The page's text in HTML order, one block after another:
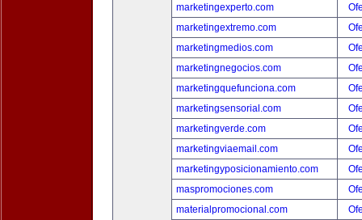
marketingexperto.com
marketingextremo.com
marketingmedios.com
marketingnegocios.com
marketingquefunciona.com
marketingsensorial.com
marketingverde.com
marketingviaemail.com
marketingyposicionamiento.com
maspromociones.com
materialpromocional.com